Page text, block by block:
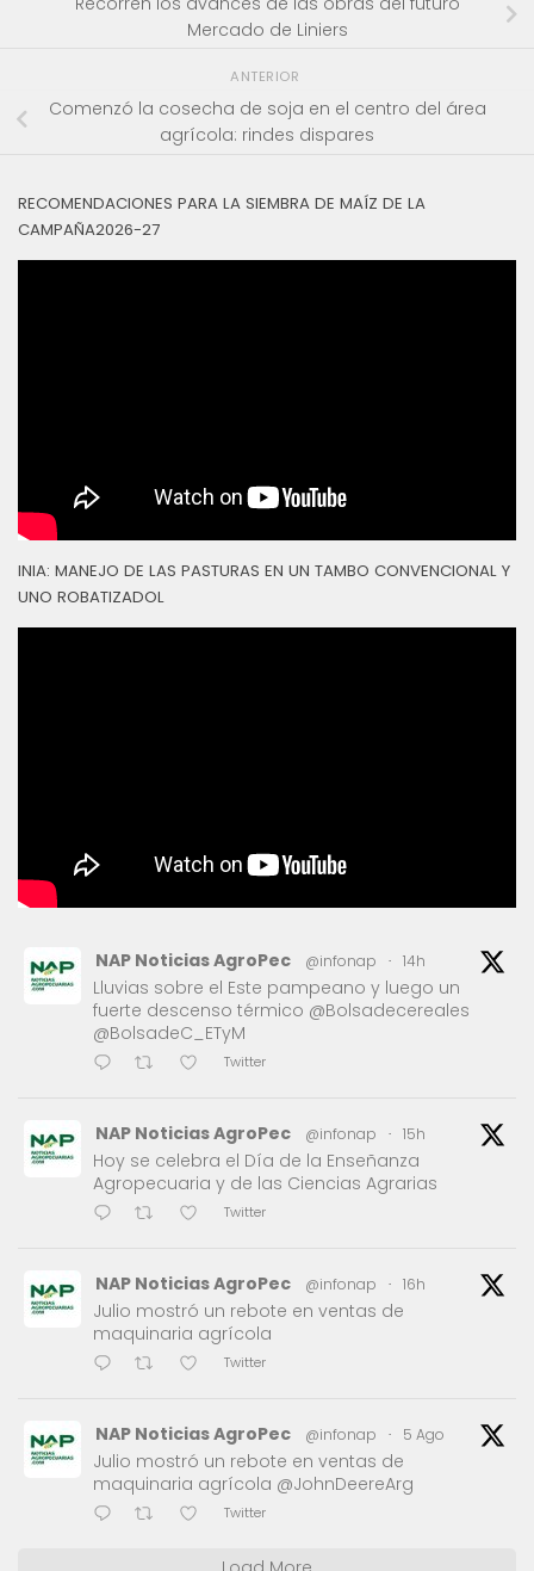
Mercado de Liniers
ANTERIOR
Comenzó la cosecha de soja en el centro del área
agrícola: rindes dispares
RECOMENDACIONES PARA LA SIEMBRA DE MAÍZ DE LA
CAMPAÑA2026-27
INIA: MANEJO DE LAS PASTURAS EN UN TAMBO CONVENCIONAL Y
UNO ROBATIZADOL
NAP Noticias AgroPec @infonap · 14h
Lluvias sobre el Este pampeano y luego un
fuerte descenso térmico @Bolsadecereales
@BolsadeC_ETyM
Twitter
NAP Noticias AgroPec @infonap · 15h
Hoy se celebra el Día de la Enseñanza
Agropecuaria y de las Ciencias Agrarias
Twitter
NAP Noticias AgroPec @infonap · 16h
Julio mostró un rebote en ventas de
maquinaria agrícola
Twitter
NAP Noticias AgroPec @infonap · 5 Ago
Julio mostró un rebote en ventas de
maquinaria agrícola @JohnDeereArg
Twitter